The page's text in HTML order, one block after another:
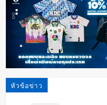
หัวข้อข่าว